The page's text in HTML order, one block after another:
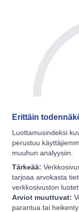
Erittäin
Luottamusindeksi
perustuu
muuhun analyysiin.
Tärkeää:
tarjoaa arvokasta
verkkosivuston
Arviot muuttuvat:
parantua tai